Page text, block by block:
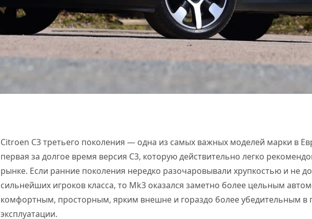
Citroen C3 третьего поколения — одна из самых важных моделей марки в
первая за долгое время версия C3, которую действительно легко
рынке. Если ранние поколения нередко разочаровывали хрупкостью и не
сильнейших игроков класса, то Mk3 оказался заметно более цельным
комфортным, просторным, ярким внешне и гораздо более убедительным в
эксплуатации.